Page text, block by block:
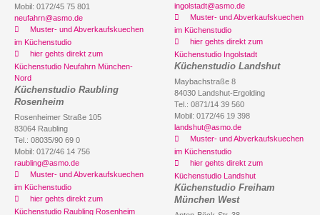
Mobil: 0172/45 75 801
neufahrn@asmo.de
Muster- und Abverkaufskuechen
im Küchenstudio
hier gehts direkt zum
Küchenstudio Neufahrn München-
Nord
Küchenstudio Raubling
Rosenheim
Rosenheimer Straße 105
83064 Raubling
Tel.: 08035/90 69 0
Mobil: 0172/46 14 756
raubling@asmo.de
Muster- und Abverkaufskuechen
im Küchenstudio
hier gehts direkt zum
Küchenstudio Raubling Rosenheim
ingolstadt@asmo.de
Muster- und Abverkaufskuechen
im Küchenstudio
hier gehts direkt zum
Küchenstudio Ingolstadt
Küchenstudio Landshut
Maybachstraße 8
84030 Landshut-Ergolding
Tel.: 0871/14 39 560
Mobil: 0172/46 19 398
landshut@asmo.de
Muster- und Abverkaufskuechen
im Küchenstudio
hier gehts direkt zum
Küchenstudio Landshut
Küchenstudio Freiham
München West